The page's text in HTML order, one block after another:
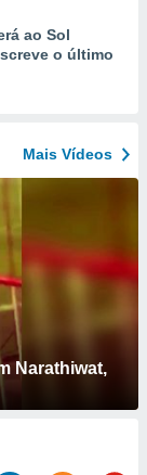
ao Sol
o último
Mais Vídeos
Narathiwat,